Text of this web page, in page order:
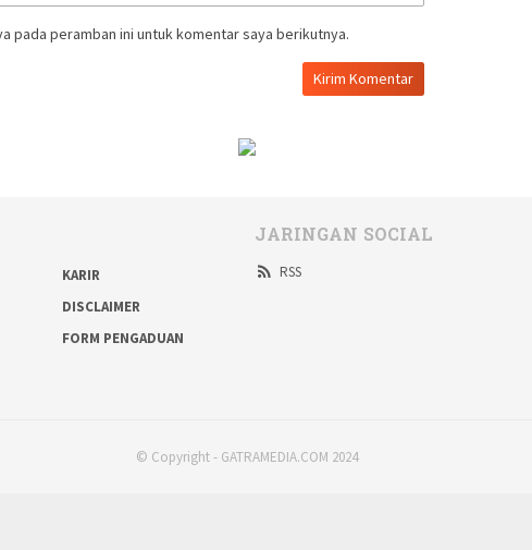
pada peramban ini untuk komentar saya berikutnya.
KARIR
DISCLAIMER
FORM PENGADUAN
JARINGAN SOCIAL
RSS
© Copyright - GATRAMEDIA.COM 2024